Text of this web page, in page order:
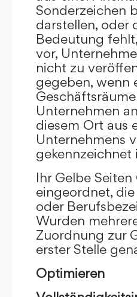
Sonderzeichen
darstellen, oder
Bedeutung
vor,
nicht zu
gegeben, wenn
Unternehmen
diesem Ort aus
Unternehmens
gekennzeichnet
Ihr Gelbe
eingeordnet,
oder
Wurden
Zuordnung zur
erster Stelle
Optimieren